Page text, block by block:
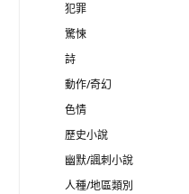
犯罪
驚悚
詩
動作/奇幻
色情
歷史小說
幽默/諷刺小說
人種/地區類別